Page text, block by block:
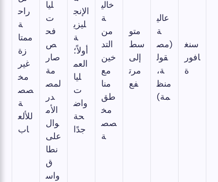
سنغ
افور
ة
عالي
ة
(مص
قول
ة،
منظ
مة)
متو
سط
​​إلى
مرت
فع
خالي
ة
من
التد
خين
مع
منا
طق
مخ
صص
ة
الإنج
ليزي
ة
أولاً؛
العم
ليا
ت
واض
حة
جدًا
ليا
ت
فح
ص
صار
مة
لمص
در
الأم
وال
على
نطا
ق
واس
راح
ة
ممتا
زة
غير
مخ
صص
ة
للألع
اب